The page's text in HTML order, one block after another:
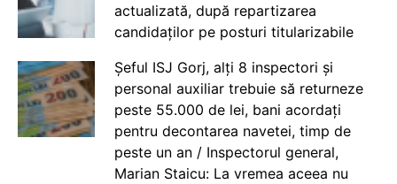
actualizată, după repartizarea
candidaților pe posturi titularizabile
Șeful ISJ Gorj, alți 8 inspectori și
personal auxiliar trebuie să returneze
peste 55.000 de lei, bani acordați
pentru decontarea navetei, timp de
peste un an / Inspectorul general,
Marian Staicu: La vremea aceea nu